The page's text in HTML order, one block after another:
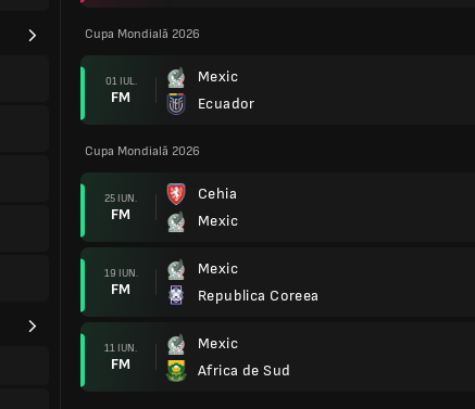
Cupa Mondială 2026
01 IUL.
FM
Mexic
Ecuador
Cupa Mondială 2026
25 IUN.
FM
Cehia
Mexic
19 IUN.
FM
Mexic
Republica Coreea
11 IUN.
FM
Mexic
Africa de Sud